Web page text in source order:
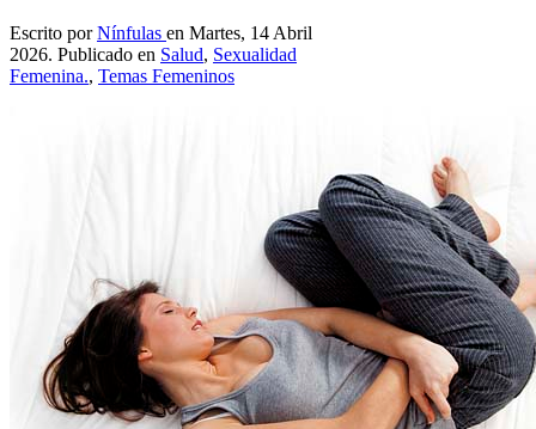
Escrito porNínfulas en Martes, 14 Abril
2026. Publicado en Salud, Sexualidad
Femenina., Temas Femeninos